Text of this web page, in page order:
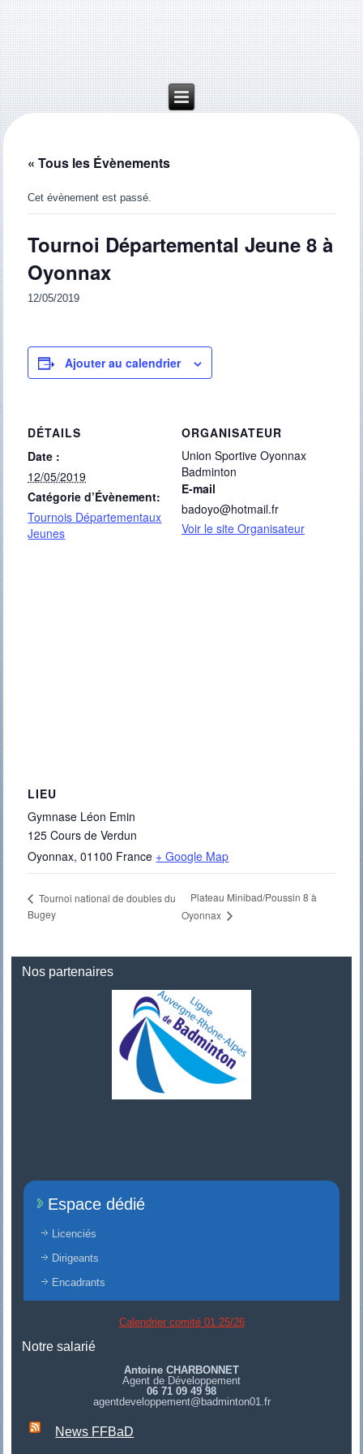
« Tous les Évènements
Cet évènement est passé.
Tournoi Départemental Jeune 8 à
Oyonnax
12/05/2019
Ajouter au calendrier
DÉTAILS
Date :
12/05/2019
Catégorie d’Évènement:
Tournois Départementaux
Jeunes
ORGANISATEUR
Union Sportive Oyonnax
Badminton
E-mail
badoyo@hotmail.fr
Voir le site Organisateur
LIEU
Gymnase Léon Emin
125 Cours de Verdun
Oyonnax, 01100 France + Google Map
Tournoi national de doubles du
Bugey
Plateau Minibad/Poussin 8 à
Oyonnax
Nos partenaires
Espace dédié
Licenciés
Dirigeants
Encadrants
Calendrier comité 01 25/26
Notre salarié
Antoine CHARBONNET
Agent de Développement
06 71 09 49 98
agentdeveloppement@badminton01.fr
News FFBaD